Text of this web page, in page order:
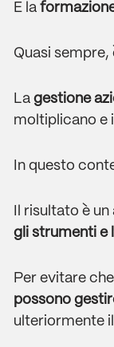
E la
Quasi sempre,
La gestione
moltiplicano e
In questo
Il risultato è
gli strumenti e
Per evitare
possono
ulteriormente